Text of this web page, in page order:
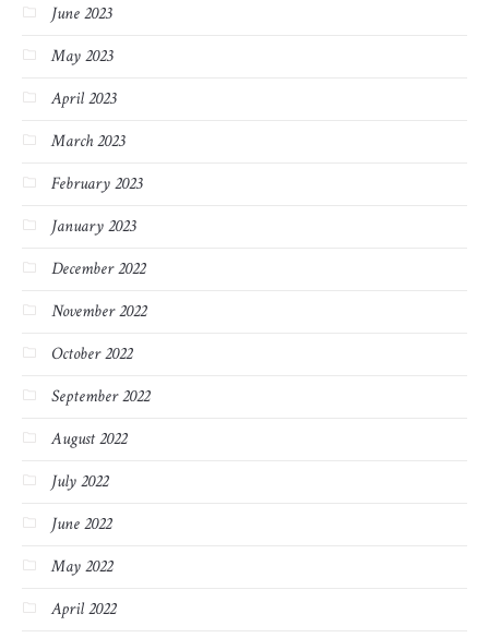
June 2023
May 2023
April 2023
March 2023
February 2023
January 2023
December 2022
November 2022
October 2022
September 2022
August 2022
July 2022
June 2022
May 2022
April 2022